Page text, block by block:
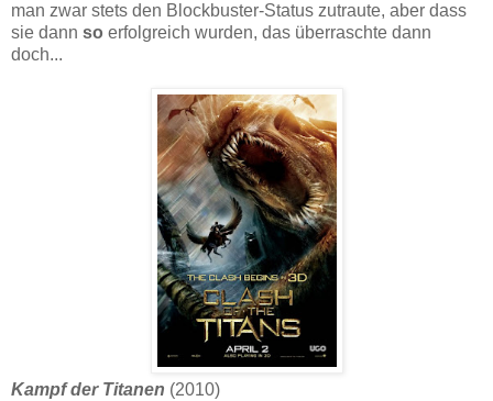
man zwar stets den Blockbuster-Status zutraute, aber dass
sie dann so erfolgreich wurden, das überraschte dann
doch...
Kampf der Titanen (2010)